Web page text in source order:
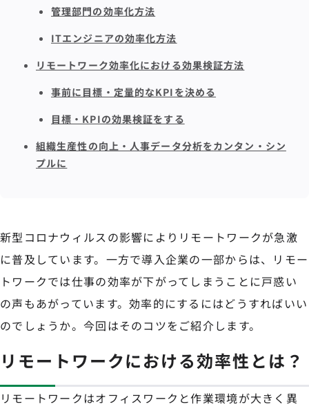
管理部門の効率化方法
ITエンジニアの効率化方法
リモートワーク効率化における効果検証方法
事前に目標・定量的なKPIを決める
目標・KPIの効果検証をする
組織生産性の向上・人事データ分析をカンタン・シン
プルに
新型コロナウィルスの影響によりリモートワークが急激
に普及しています。一方で導入企業の一部からは、リモー
トワークでは仕事の効率が下がってしまうことに戸惑い
の声もあがっています。効率的にするにはどうすればいい
のでしょうか。今回はそのコツをご紹介します。
リモートワークにおける効率性とは？
リモートワークはオフィスワークと作業環境が大きく異